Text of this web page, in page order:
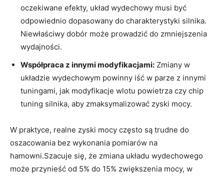
oczekiwane efekty, układ wydechowy musi być
odpowiednio dopasowany do charakterystyki silnika.
Niewłaściwy dobór może prowadzić do zmniejszenia
wydajności.
Współpraca z innymi modyfikacjami: Zmiany w
układzie wydechowym powinny iść w parze z innymi
tuningami, jak modyfikacje wlotu powietrza czy chip
tuning silnika, aby zmaksymalizować zyski mocy.
W praktyce, realne zyski mocy często są trudne do
oszacowania bez wykonania pomiarów na
hamowni.Szacuje się, że zmiana układu wydechowego
może przynieść od 5% do 15% zwiększenia mocy, w